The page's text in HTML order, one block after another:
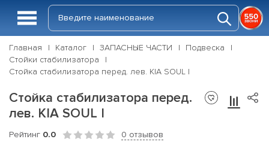
Главная Каталог ЗАПАСНЫЕ ЧАСТИ
Подвеска
Стойки стабилизатора
Стойка стабилизатора перед. лев. KIA SOUL I
Стойка стабилизатора перед.
лев. KIA SOUL I
Рейтинг 0.0 0 отзывов